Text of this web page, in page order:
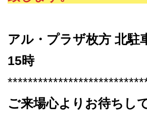
アル・プラザ枚方 北
15時
ご来場心よりお待ちし